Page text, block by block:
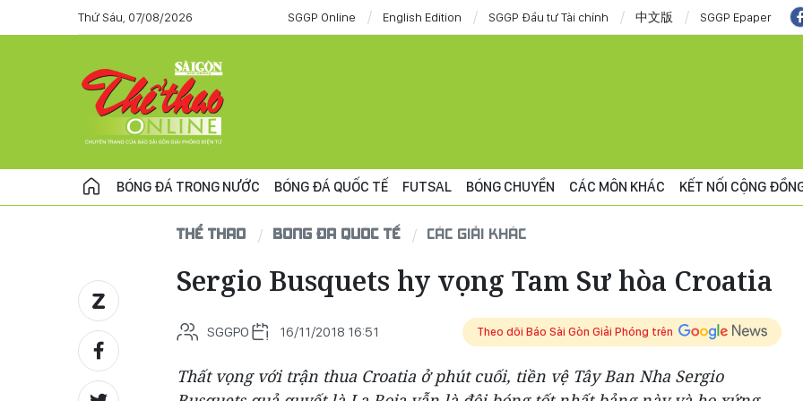
Thứ Sáu, 07/08/2026 SGGP Online English Edition SGGP Đầu tư Tài chính 中文版 SGGP Epaper
BÓNG ĐÁ TRONG NƯỚC BÓNG ĐÁ QUỐC TẾ FUTSAL BÓNG CHUYỀN CÁC MÔN KHÁC KẾT NỐI CỘNG
THỂ THAO BÓNG ĐÁ QUỐC TẾ CÁC GIẢI KHÁC
Sergio Busquets hy vọng Tam Sư hòa Croatia
SGGPO 16/11/2018 16:51 Theo dõi Báo Sài Gòn Giải Phóng trên
Thất vọng với trận thua Croatia ở phút cuối, tiền vệ Tây Ban Nha Sergio